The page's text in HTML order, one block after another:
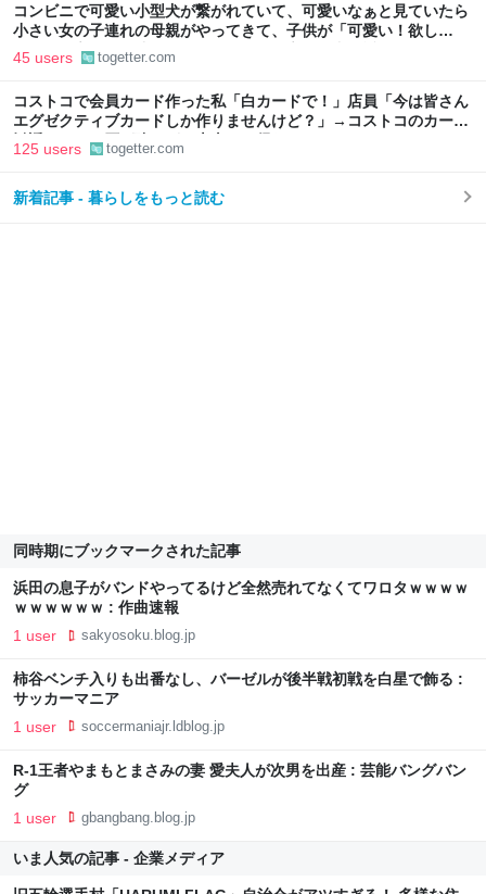
コンビニで可愛い小型犬が繋がれていて、可愛いなぁと見ていたら
小さい女の子連れの母親がやってきて、子供が「可愛い！欲し
い！」と言うと「連れて帰ろうか？」と言って犬に近づいて行った
45 users togetter.com
コストコで会員カード作った私「白カードで！」店員「今は皆さん
エグゼクティブカードしか作りませんけど？」→コストコのカード
勧誘はやたら圧が強いが、本当にお得なの？
125 users togetter.com
新着記事 - 暮らしをもっと読む
同時期にブックマークされた記事
浜田の息子がバンドやってるけど全然売れてなくてワロタｗｗｗｗ
ｗｗｗｗｗｗ : 作曲速報
1 user sakyosoku.blog.jp
柿谷ベンチ入りも出番なし、バーゼルが後半戦初戦を白星で飾る :
サッカーマニア
1 user soccermaniajr.ldblog.jp
R-1王者やまもとまさみの妻 愛夫人が次男を出産 : 芸能バングバン
グ
1 user gbangbang.blog.jp
いま人気の記事 - 企業メディア